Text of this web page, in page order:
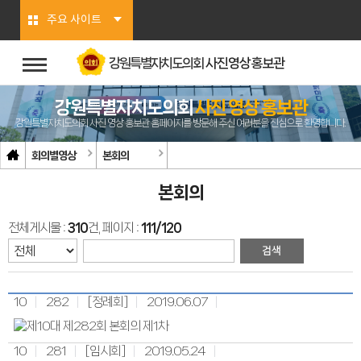
주요 사이트
강원특별자치도의회 사진영상홍보관
강원특별자치도의회사진 영상 홍보관
강원특별자치도의회 사진 영상 홍보관 홈페이지를 방문해 주신 여러분을 진심으로 환영합니다.
회의별영상 본회의
본회의
전체게시물 :310건, 페이지 :111/120
10 282 [정례회] 2019.06.07
10 281 [임시회] 2019.05.24